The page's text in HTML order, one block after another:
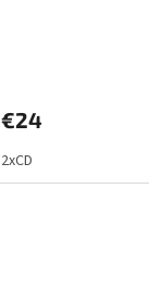
€24
2xCD